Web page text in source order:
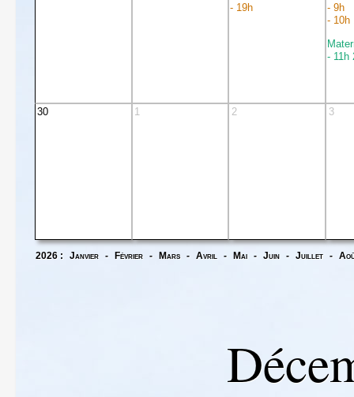
- 19h
- 9h
- 10h
- 11h
30 1 2 3
2026 : Janvier - Février - Mars - Avril - Mai - Juin - Juillet -